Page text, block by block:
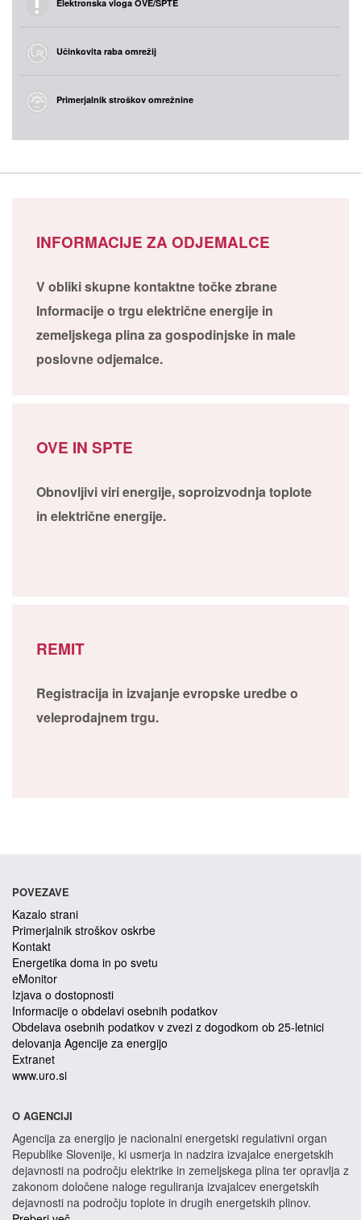
Elektronska vloga OVE/SPTE
Učinkovita raba omrežij
Primerjalnik stroškov omrežnine
INFORMACIJE ZA ODJEMALCE
V obliki skupne kontaktne točke zbrane
Informacije o trgu električne energije in
zemeljskega plina za gospodinjske in male
poslovne odjemalce.
OVE IN SPTE
Obnovljivi viri energije, soproizvodnja toplote
in električne energije.
REMIT
Registracija in izvajanje evropske uredbe o
veleprodajnem trgu.
POVEZAVE
Kazalo strani
Primerjalnik stroškov oskrbe
Kontakt
Energetika doma in po svetu
eMonitor
Izjava o dostopnosti
Informacije o obdelavi osebnih podatkov
Obdelava osebnih podatkov v zvezi z dogodkom ob 25-letnici
delovanja Agencije za energijo
Extranet
www.uro.si
O AGENCIJI
Agencija za energijo je nacionalni energetski regulativni organ
Republike Slovenije, ki usmerja in nadzira izvajalce energetskih
dejavnosti na področju elektrike in zemeljskega plina ter opravlja z
zakonom določene naloge reguliranja izvajalcev energetskih
dejavnosti na področju toplote in drugih energetskih plinov.